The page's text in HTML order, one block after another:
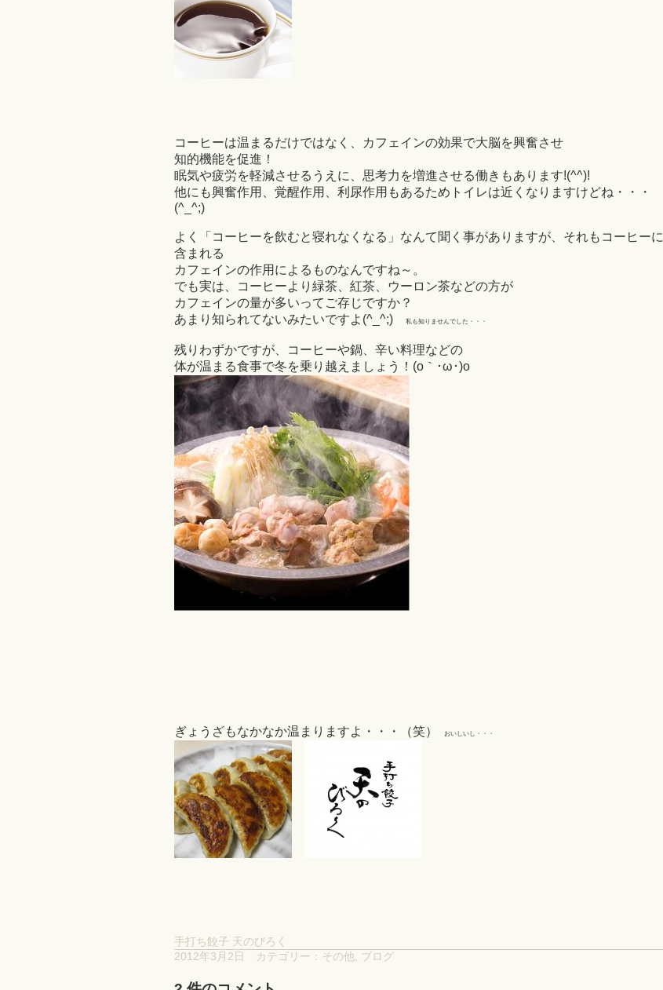
コーヒーは温まるだけではなく、カフェインの効果で大脳を興奮させ
知的機能を促進！
眠気や疲労を軽減させるうえに、思考力を増進させる働きもあります!(^^)!
他にも興奮作用、覚醒作用、利尿作用もあるためトイレは近くなりますけどね・・・
(^_^;)
よく「コーヒーを飲むと寝れなくなる」なんて聞く事がありますが、それもコーヒーに
含まれる
カフェインの作用によるものなんですね～。
でも実は、コーヒーより緑茶、紅茶、ウーロン茶などの方が
カフェインの量が多いってご存じですか？
あまり知られてないみたいですよ(^_^;)
私も知りませんでした・・・
残りわずかですが、コーヒーや鍋、辛い料理などの
体が温まる食事で冬を乗り越えましょう！(o｀･ω･)o
ぎょうざもなかなか温まりますよ・・・（笑） おいしいし・・・
手打ち餃子 天のびろく
2012年3月2日
カテゴリー： その他 ブログ